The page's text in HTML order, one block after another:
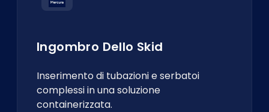
Ingombro Dello Skid
Inserimento di tubazioni e serbatoi
complessi in una soluzione
containerizzata.